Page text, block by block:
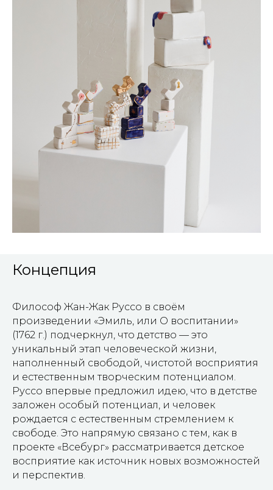
Концепция
Философ Жан-Жак Руссо в своём
произведении «Эмиль, или О воспитании»
(1762 г.) подчеркнул, что детство — это
уникальный этап человеческой жизни,
наполненный свободой, чистотой восприятия
и естественным творческим потенциалом.
Руссо впервые предложил идею, что в детстве
заложен особый потенциал, и человек
рождается с естественным стремлением к
свободе. Это напрямую связано с тем, как в
проекте «Всебург» рассматривается детское
восприятие как источник новых возможностей
и перспектив.